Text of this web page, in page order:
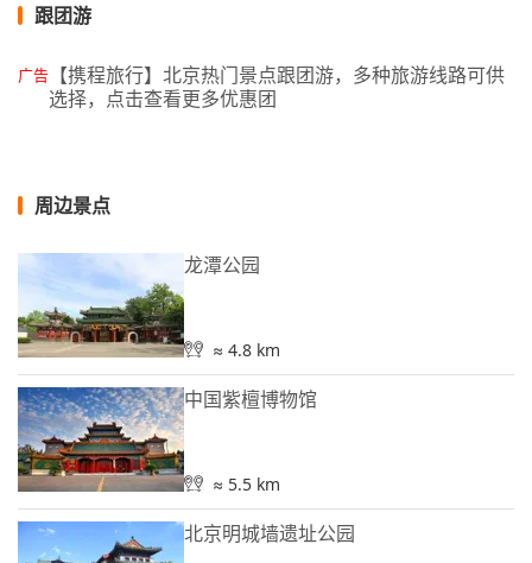
跟团游
广告 【携程旅行】北京热门景点跟团游，多种旅游线路可供
选择，点击查看更多优惠团
周边景点
龙潭公园
≈ 4.8 km
中国紫檀博物馆
≈ 5.5 km
北京明城墙遗址公园